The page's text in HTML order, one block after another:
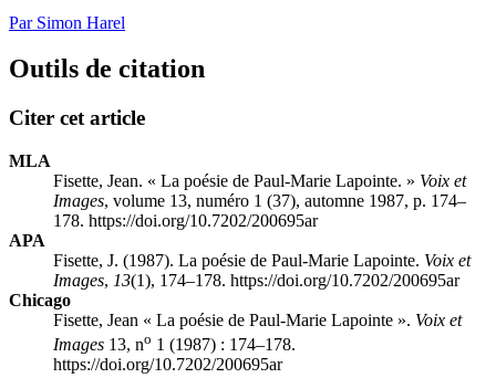
Par Simon Harel
Outils de citation
Citer cet article
MLA
Fisette, Jean. « La poésie de Paul-Marie Lapointe. » Voix et
Images, volume 13, numéro 1 (37), automne 1987, p. 174–
178. https://doi.org/10.7202/200695ar
APA
Fisette, J. (1987). La poésie de Paul-Marie Lapointe. Voix et
Images, 13(1), 174–178. https://doi.org/10.7202/200695ar
Chicago
Fisette, Jean « La poésie de Paul-Marie Lapointe ». Voix et
Images 13, no 1 (1987) : 174–178.
https://doi.org/10.7202/200695ar